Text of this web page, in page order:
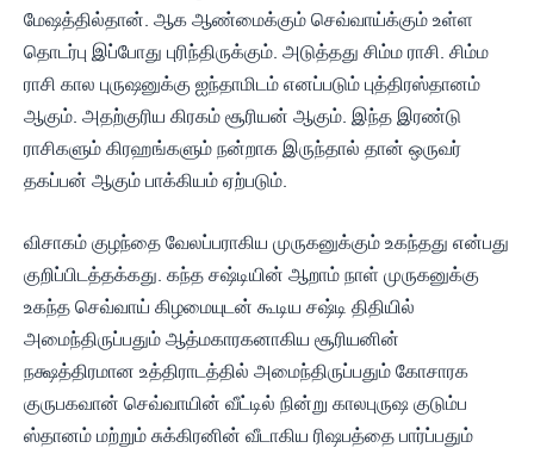
மேஷத்தில்தான். ஆக ஆண்மைக்கும் செவ்வாய்க்கும் உள்ள
தொடர்பு இப்போது புரிந்திருக்கும். அடுத்தது சிம்ம ராசி. சிம்ம
ராசி கால புருஷனுக்கு ஐந்தாமிடம் எனப்படும் புத்திரஸ்தானம்
ஆகும். அதற்குரிய கிரகம் சூரியன் ஆகும். இந்த இரண்டு
ராசிகளும் கிரஹங்களும் நன்றாக இருந்தால் தான் ஒருவர்
தகப்பன் ஆகும் பாக்கியம் ஏற்படும்.
விசாகம் குழந்தை வேலப்பராகிய முருகனுக்கும் உகந்தது என்பது
குறிப்பிடத்தக்கது. கந்த சஷ்டியின் ஆறாம் நாள் முருகனுக்கு
உகந்த செவ்வாய் கிழமையுடன் கூடிய சஷ்டி திதியில்
அமைந்திருப்பதும் ஆத்மகாரகனாகிய சூரியனின்
நக்ஷத்திரமான உத்திராடத்தில் அமைந்திருப்பதும் கோசாரக
குருபகவான் செவ்வாயின் வீட்டில் நின்று காலபுருஷ குடும்ப
ஸ்தானம் மற்றும் சுக்கிரனின் வீடாகிய ரிஷபத்தை பார்ப்பதும்